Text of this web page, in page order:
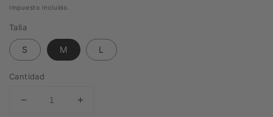
habitual
Impuesto incluido.
Talla
S M L
Cantidad
Reducir
Aumentar